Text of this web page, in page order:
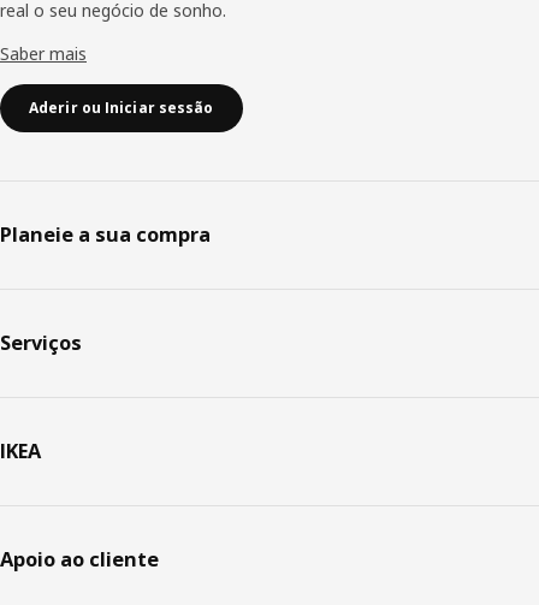
real o seu negócio de sonho.
Saber mais
Aderir ou Iniciar sessão
Planeie a sua compra
Serviços
IKEA
Apoio ao cliente